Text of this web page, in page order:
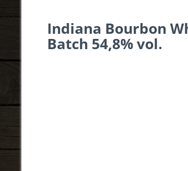
Indiana Bourbon
Batch 54,8% vol.